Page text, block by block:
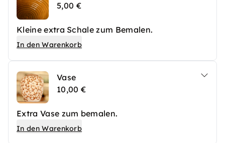
5,00 €
Kleine extra Schale zum Bemalen.
In den Warenkorb
Vase
10,00 €
Extra Vase zum bemalen.
In den Warenkorb